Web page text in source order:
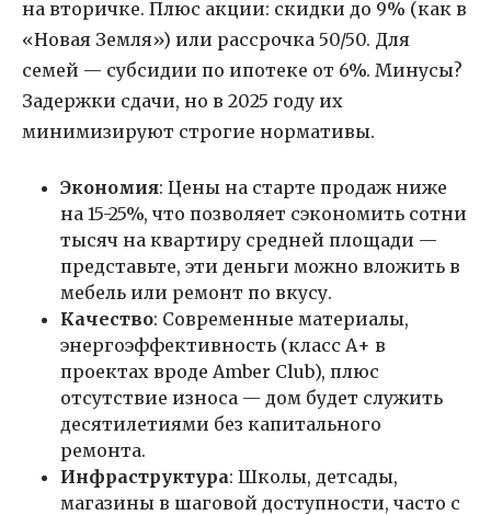
на вторичке. Плюс акции: скидки до 9% (как в
«Новая Земля») или рассрочка 50/50. Для
семей — субсидии по ипотеке от 6%. Минусы?
Задержки сдачи, но в 2025 году их
минимизируют строгие нормативы.
Экономия: Цены на старте продаж ниже
на 15-25%, что позволяет сэкономить сотни
тысяч на квартиру средней площади —
представьте, эти деньги можно вложить в
мебель или ремонт по вкусу.
Качество: Современные материалы,
энергоэффективность (класс А+ в
проектах вроде Amber Club), плюс
отсутствие износа — дом будет служить
десятилетиями без капитального
ремонта.
Инфраструктура: Школы, детсады,
магазины в шаговой доступности, часто с